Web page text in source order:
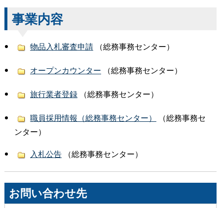
事業内容
物品入札審査申請（総務事務センター）
オープンカウンター （総務事務センター）
旅行業者登録（総務事務センター）
職員採用情報（総務事務センター）
（総務事務セ
ンター）
入札公告（総務事務センター）
お問い合わせ先